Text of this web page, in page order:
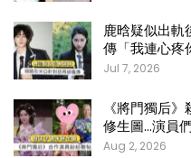
鹿晗疑似出軌
傳「我連心疼
Jul 7, 2026
《將門獨后
修生圖…演員
Aug 2, 2026